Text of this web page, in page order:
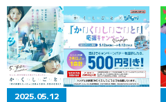
2025.05.12